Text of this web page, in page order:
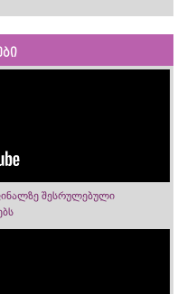
შესრულებული